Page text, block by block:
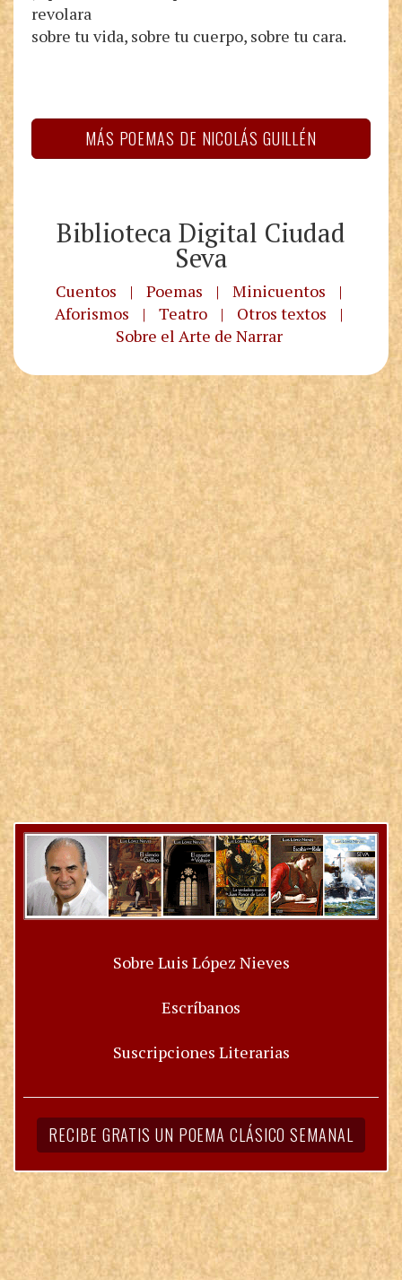
revolara
sobre tu vida, sobre tu cuerpo, sobre tu cara.
MÁS POEMAS DE NICOLÁS GUILLÉN
Biblioteca Digital Ciudad
Seva
Cuentos | Poemas | Minicuentos
|
Aforismos
| Teatro | Otros textos
|
Sobre el Arte de Narrar
Sobre Luis López Nieves
Escríbanos
Suscripciones Literarias
RECIBE GRATIS UN POEMA CLÁSICO SEMANAL